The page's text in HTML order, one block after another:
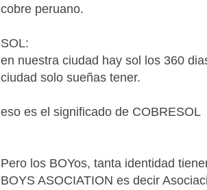
cobre peruano.
SOL:
en nuestra ciudad hay sol los 360
ciudad solo sueñas tener.
eso es el significado de COBRESOL
Pero los BOYos, tanta identidad
BOYS ASOCIATION es decir